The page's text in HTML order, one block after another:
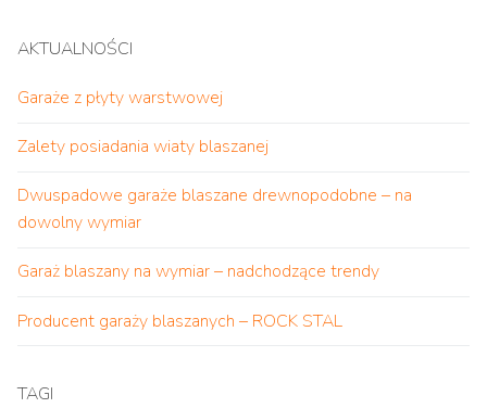
AKTUALNOŚCI
Garaże z płyty warstwowej
Zalety posiadania wiaty blaszanej
Dwuspadowe garaże blaszane drewnopodobne – na
dowolny wymiar
Garaż blaszany na wymiar – nadchodzące trendy
Producent garaży blaszanych – ROCK STAL
TAGI